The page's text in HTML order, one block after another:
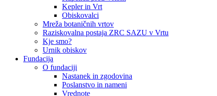
Kepler in Vrt
Obiskovalci
Mreža botaničnih vrtov
Raziskovalna postaja ZRC SAZU v Vrtu
Kje smo?
Urnik obiskov
Fundacija
O fundaciji
Nastanek in zgodovina
Poslanstvo in nameni
Vrednote